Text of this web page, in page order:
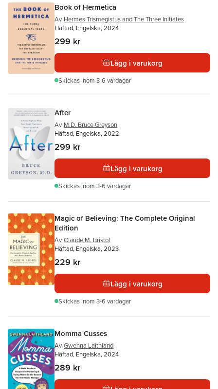
Book of Hermetica
Av Hermes Trismegistus and The Three Initiates
Häftad, Engelska, 2024
299 kr
Lägg i varukorg
Skickas inom 3-6 vardagar
After
Av M.D. Bruce Greyson
Häftad, Engelska, 2022
299 kr
Lägg i varukorg
Skickas inom 3-6 vardagar
Magic of Believing: The Complete Original
Edition
Av Claude M. Bristol
Häftad, Engelska, 2023
229 kr
Lägg i varukorg
Skickas inom 3-6 vardagar
Momma Cusses
Av Gwenna Laithland
Häftad, Engelska, 2024
289 kr